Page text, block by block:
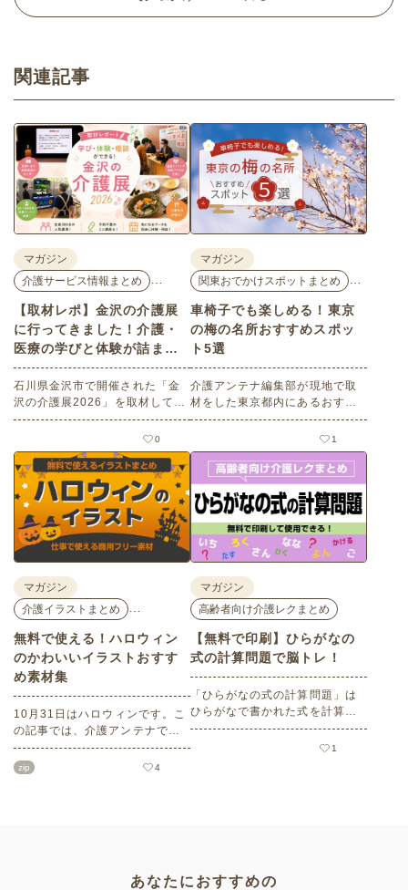
関連記事
マガジン
介護サービス情報まとめ
【取材レポ】金沢の介護展
に行ってきました！介護・
医療の学びと体験が詰まっ
た1日。
石川県金沢市で開催された「金
沢の介護展2026」を取材してき
ました。医師による人気講演か
ら、気軽に参加できるミニ講
座、体験型の企業ブースまで、
介護・医療・健康の“学び・体
験・相談”が一度にできる、見ど
ころ満載のイベントの様子をレ
ポートします。
0
マガジン
関東おでかけスポットまとめ
車椅子でも楽しめる！東京
の梅の名所おすすめスポッ
ト5選
介護アンテナ編集部が現地で取
材をした東京都内にあるおすす
めの梅の名所を５選紹介しま
す。見どころはもちろんのこと
バリアフリーの設備面について
も紹介しているので、介護施設
などでの外出アクティビティの
事前チェックの際にぜひ参考に
してください。
1
マガジン
介護イラストまとめ
無料で使える！ハロウィン
のかわいいイラストおすす
め素材集
10月31日はハロウィンです。こ
の記事では、介護アンテナで扱
う高齢者向けイラスト素材か
ら、ハロウィンにちなんだおば
zip 4
マガジン
高齢者向け介護レクまとめ
【無料で印刷】ひらがなの
式の計算問題で脳トレ！
「ひらがなの式の計算問題」は
ひらがなで書かれた式を計算す
る問題です。想像力やワーキン
グメモリのトレーニングとして
1
あなたにおすすめの